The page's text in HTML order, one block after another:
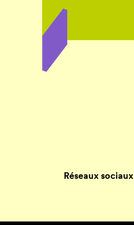
Réseaux sociaux